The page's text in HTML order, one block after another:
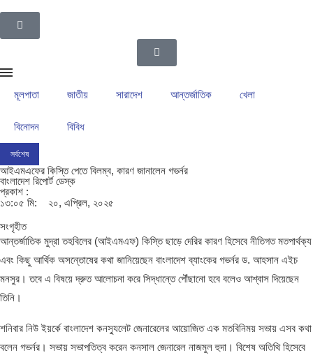
মূলপাতা জাতীয় সারাদেশ আন্তর্জাতিক খেলা
বিনোদন বিবিধ
সর্বশেষ
আইএমএফের কিস্তি পেতে বিলম্ব, কারণ জানালেন গভর্নর
বাংলাদেশ রিপোর্ট ডেস্ক
প্রকাশ :
১৩:০৫ মি:
২০, এপ্রিল, ২০২৫
সংগৃহীত
আন্তর্জাতিক মুদ্রা তহবিলের (আইএমএফ) কিস্তি ছাড়ে দেরির কারণ হিসেবে নীতিগত মতপার্থক্য
এবং কিছু আর্থিক অসন্তোষের কথা জানিয়েছেন বাংলাদেশ ব্যাংকের গভর্নর ড. আহসান এইচ
মনসুর। তবে এ বিষয়ে দ্রুত আলোচনা করে সিদ্ধান্তে পৌঁছানো হবে বলেও আশ্বাস দিয়েছেন
তিনি।
শনিবার নিউ ইয়র্কে বাংলাদেশ কনস্যুলেট জেনারেলের আয়োজিত এক মতবিনিময় সভায় এসব কথা
বলেন গভর্নর। সভায় সভাপতিত্ব করেন কনসাল জেনারেল নাজমুল হুদা। বিশেষ অতিথি হিসেবে